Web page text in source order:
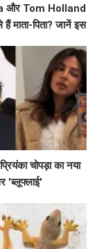
और Tom Holland
माता-पिता? जानें इस
चोपड़ा का नया
'ब्लूफ्लाई'